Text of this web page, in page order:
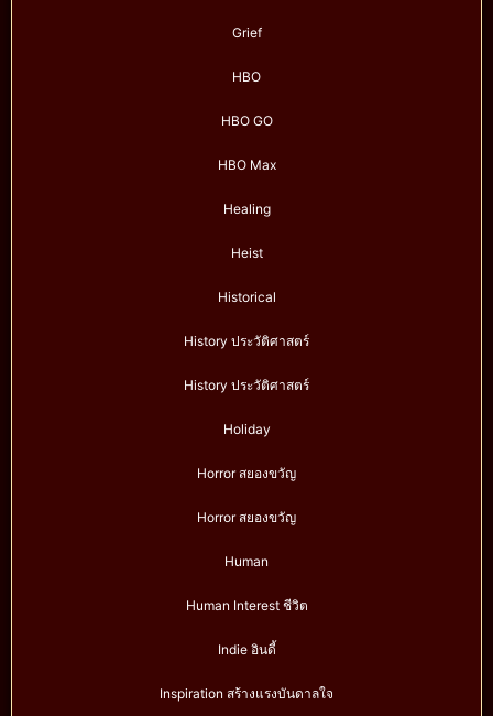
Grief
HBO
HBO GO
HBO Max
Healing
Heist
Historical
History ประวัติศาสตร์
History ประวัติศาสตร์
Holiday
Horror สยองขวัญ
Horror สยองขวัญ
Human
Human Interest ชีวิต
Indie อินดี้
Inspiration สร้างแรงบันดาลใจ